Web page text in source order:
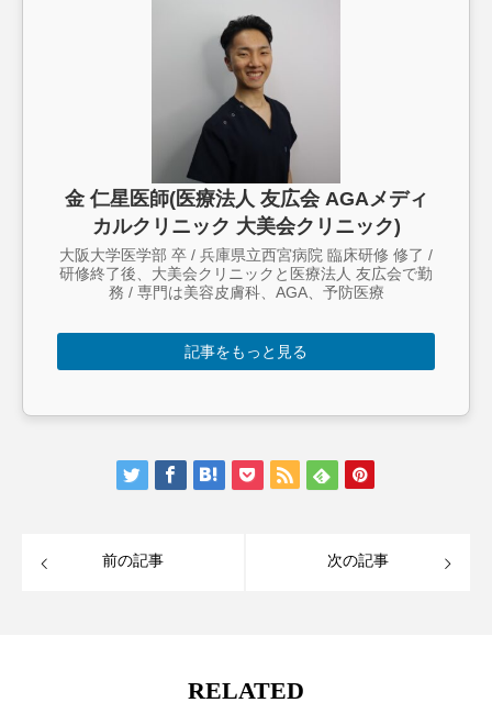
金 仁星医師(医療法人 友広会 AGAメディ
カルクリニック 大美会クリニック)
大阪大学医学部 卒 / 兵庫県立西宮病院 臨床研修 修了 /
研修終了後、大美会クリニックと医療法人 友広会で勤
務 / 専門は美容皮膚科、AGA、予防医療
記事をもっと見る
前の記事 次の記事
RELATED